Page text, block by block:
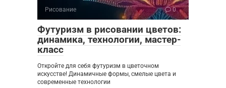
Рисование 0
Футуризм в рисовании цветов:
динамика, технологии, мастер-
класс
Откройте для себя футуризм в цветочном
искусстве! Динамичные формы, смелые цвета и
современные технологии